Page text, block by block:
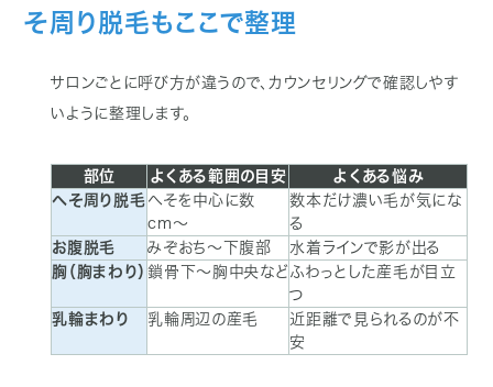
そ周り脱毛もここで整理
サロンごとに呼び方が違うので、カウンセリングで確認しやす
いように整理します。
部位 よくある範囲の目安
よくある悩み
へそ周り脱毛 へそを中心に数
cm〜
数本だけ濃い毛が気にな
る
お腹脱毛
みぞおち〜下腹部
水着ラインで影が出る
胸（胸まわり） 鎖骨下〜胸中央などふわっとした産毛が目立
つ
乳輪まわり
乳輪周辺の産毛
近距離で見られるのが不
安